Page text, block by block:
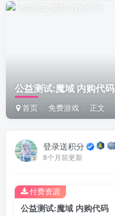
公益测试:魔域 内购代码
首页 免费游戏 正文
登录送积分
8个月前更新
公益测试:魔域 内购代码
付费资源